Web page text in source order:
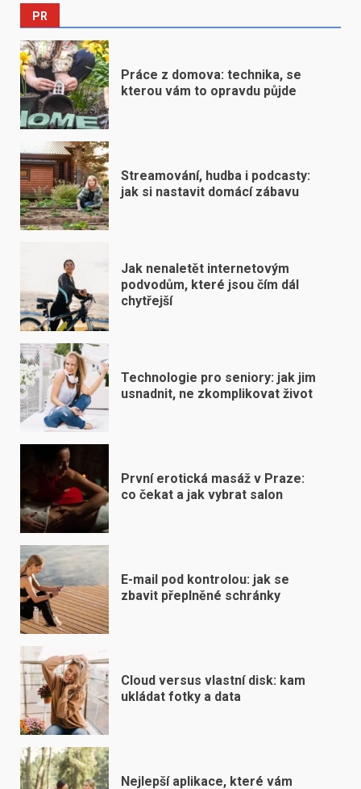
PR
Práce z domova: technika, se
kterou vám to opravdu půjde
Streamování, hudba i podcasty:
jak si nastavit domácí zábavu
Jak nenaletět internetovým
podvodům, které jsou čím dál
chytřejší
Technologie pro seniory: jak jim
usnadnit, ne zkomplikovat život
První erotická masáž v Praze:
co čekat a jak vybrat salon
E-mail pod kontrolou: jak se
zbavit přeplněné schránky
Cloud versus vlastní disk: kam
ukládat fotky a data
Nejlepší aplikace, které vám